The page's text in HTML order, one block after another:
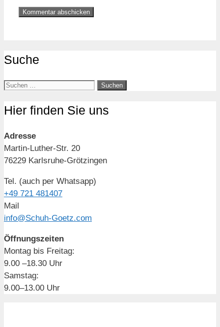
Suche
Hier finden Sie uns
Adresse
Martin-Luther-Str. 20
76229 Karlsruhe-Grötzingen
Tel. (auch per Whatsapp)
+49 721 481407
Mail
info@Schuh-Goetz.com
Öffnungszeiten
Montag bis Freitag:
9.00 –18.30 Uhr
Samstag:
9.00–13.00 Uhr